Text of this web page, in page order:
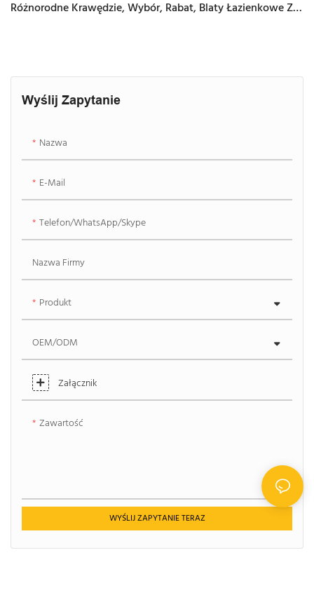
Wyślij Zapytanie
Nazwa
E-Mail
Telefon/WhatsApp/Skype
Nazwa Firmy
Produkt
OEM/ODM
Załącznik
Zawartość
WYŚLIJ ZAPYTANIE TERAZ
Różnorodne Krawędzie, Wybór, Rabat, Blaty Łazienkowe Z